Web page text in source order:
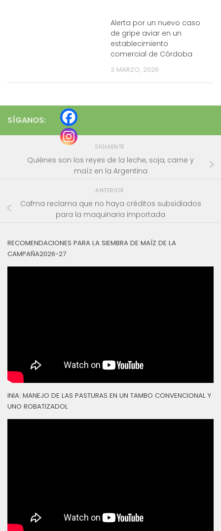
Alerta por un nuevo caso
de gripe aviar en un
establecimiento
comercial de Córdoba
3 MARZO, 2026
SÍGANOS:
SIGUIENTE
Quiénes son los reyes de la leche, soja, carne y
maíz en la Argentina
ANTERIOR
Cafma reclama que no haya créditos subsidiados
para la maquinaria importada
RECOMENDACIONES PARA LA SIEMBRA DE MAÍZ DE LA
CAMPAÑA2026-27
INIA: MANEJO DE LAS PASTURAS EN UN TAMBO CONVENCIONAL Y
UNO ROBATIZADOL